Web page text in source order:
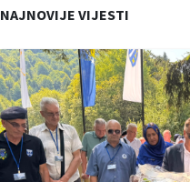
NAJNOVIJE VIJESTI